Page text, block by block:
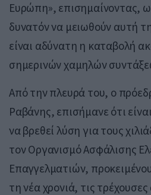
Ευρώπη», επισημαίνοντας,
δυνατόν να μειωθούν αυτή
είναι αδύνατη η καταβολή
σημερινών χαμηλών
Από την πλευρά του, ο
Ραβάνης, επισήμανε ότι
να βρεθεί λύση για τους
τον Οργανισμό Ασφάλισης
Επαγγελματιών,
τη νέα χρονιά, τις